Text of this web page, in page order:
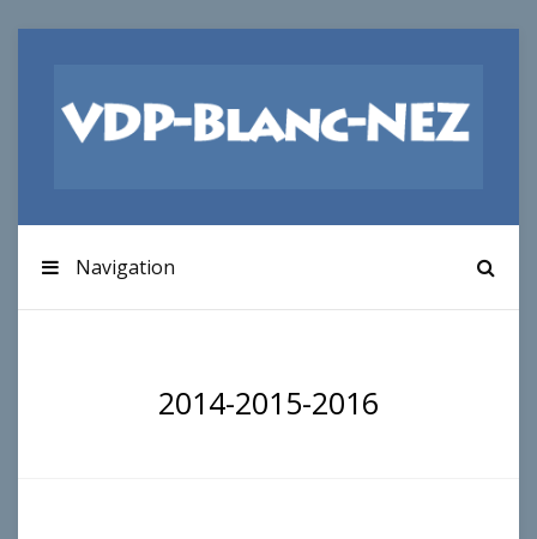
Navigation
2014-2015-2016